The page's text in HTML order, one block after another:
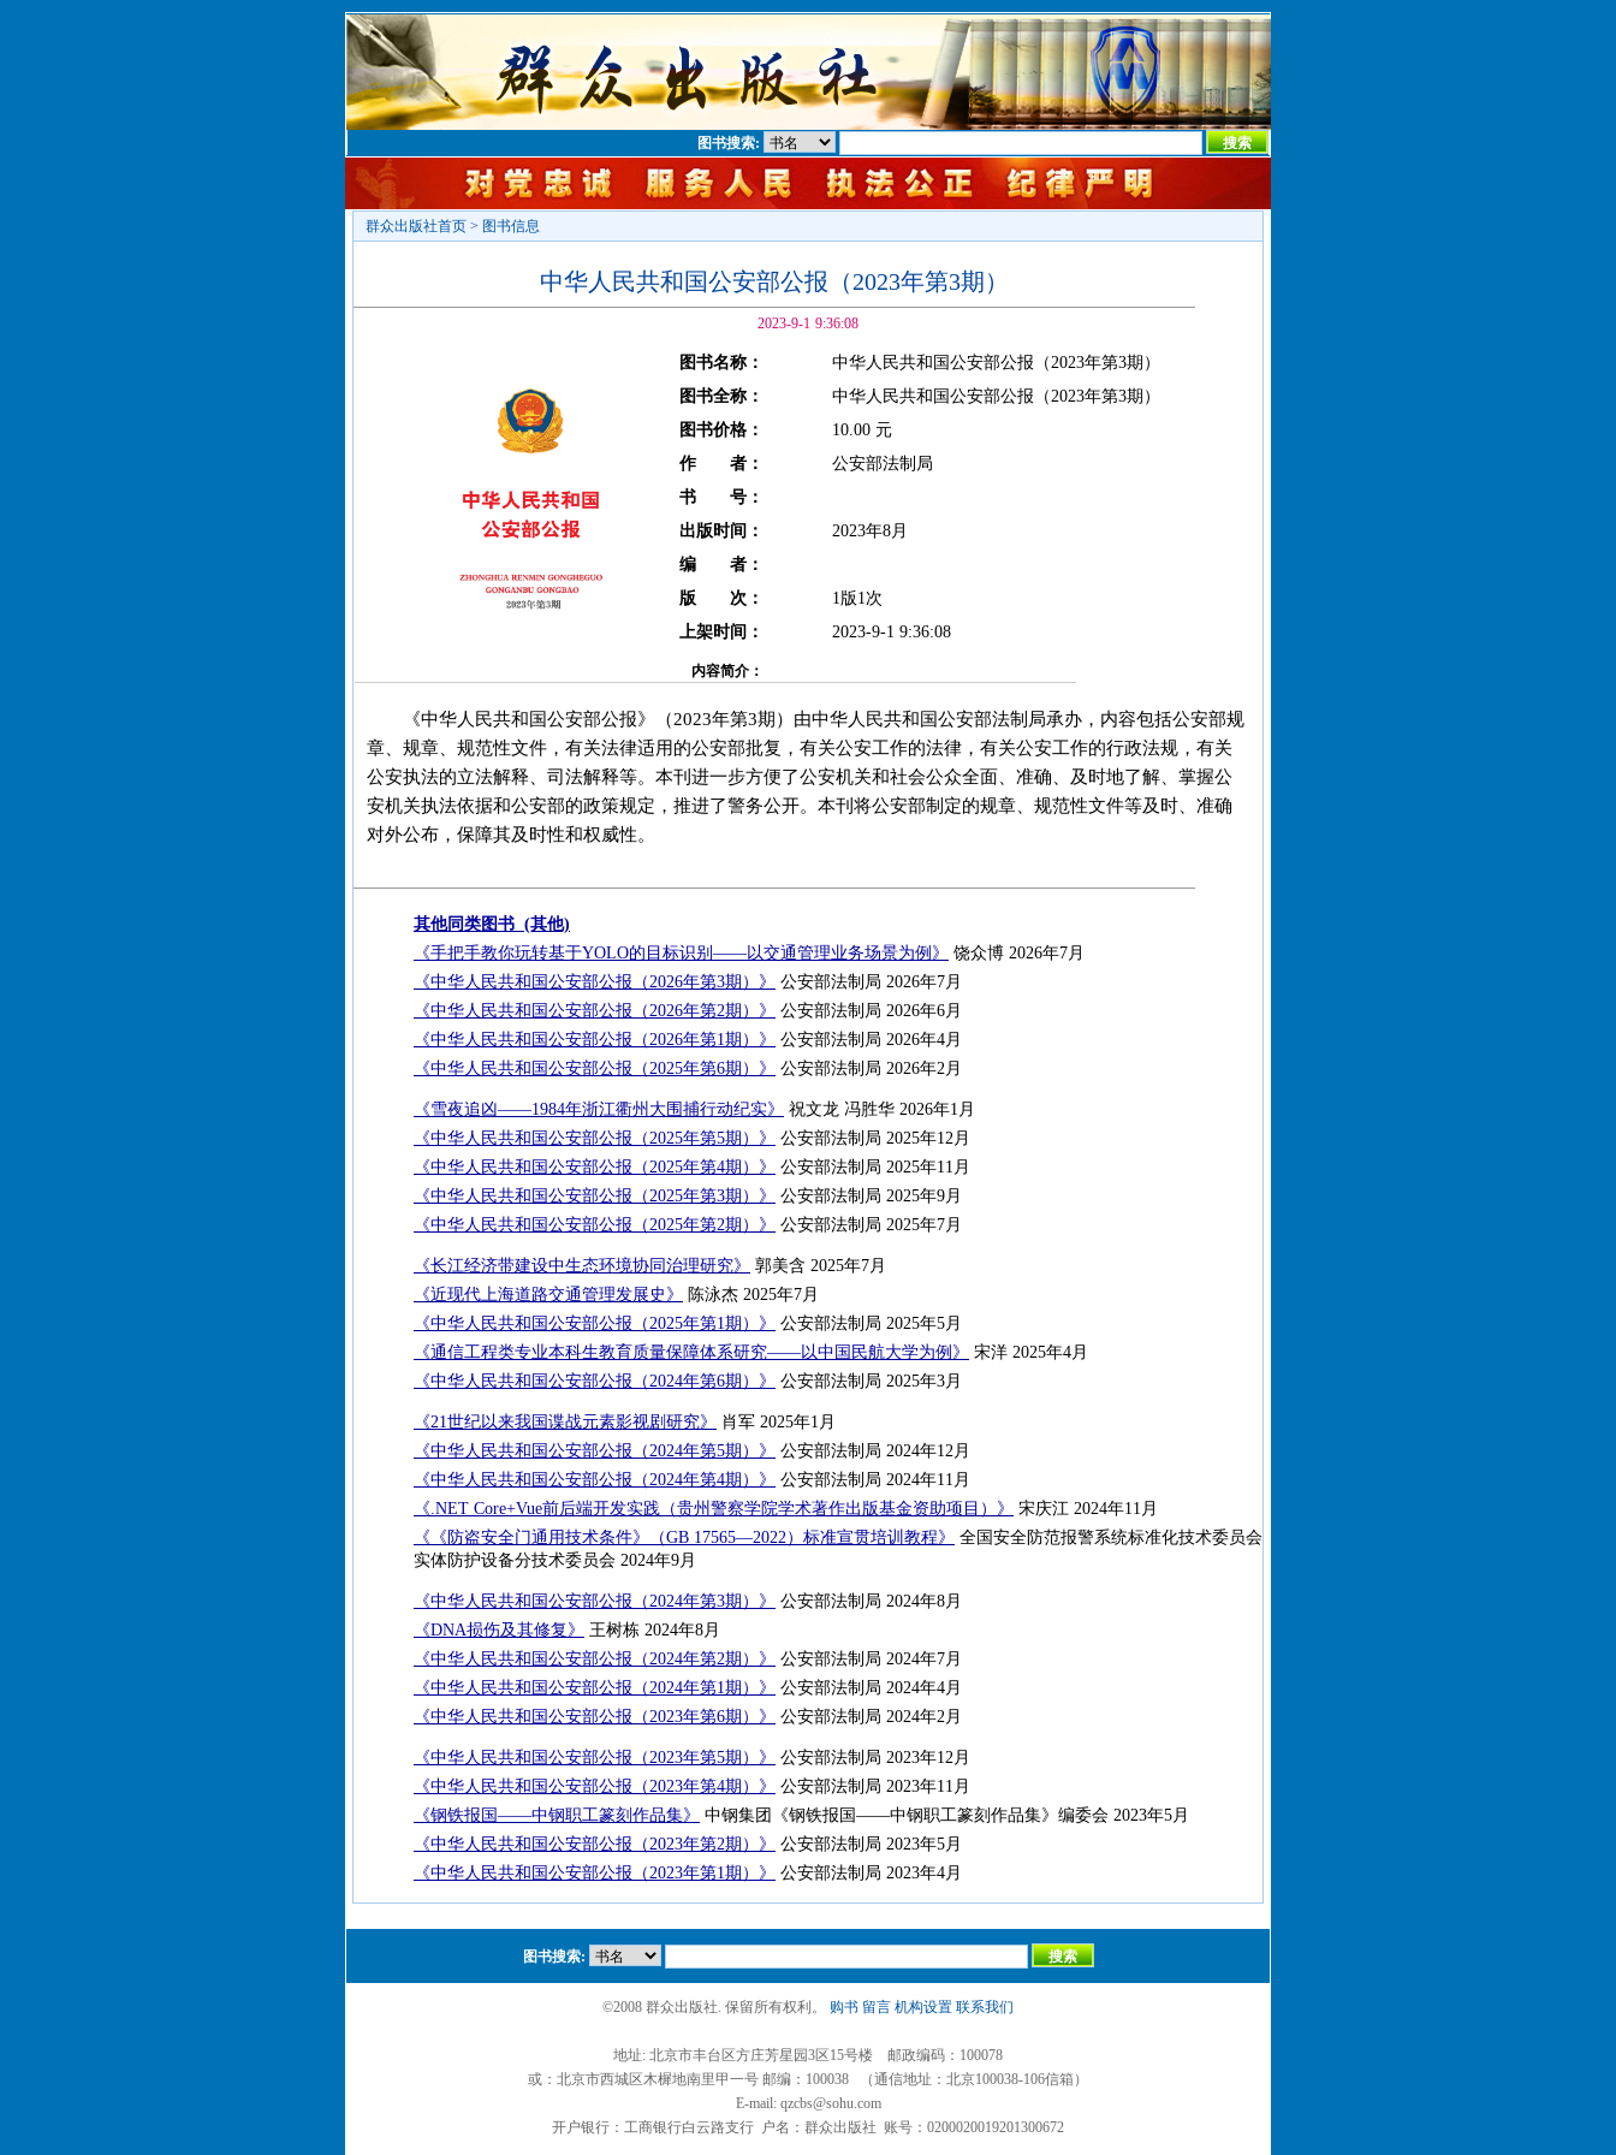
图书搜索:
群众出版社首页 > 图书信息
中华人民共和国公安部公报（2023年第3期）
2023-9-1 9:36:08
图书名称：
中华人民共和国公安部公报（2023年第3期）
图书全称：
中华人民共和国公安部公报（2023年第3期）
图书价格：
10.00 元
作 者：
公安部法制局
书 号：
出版时间：
2023年8月
编 者：
版 次：
1版1次
上架时间：
2023-9-1 9:36:08
内容简介：
《中华人民共和国公安部公报》（2023年第3期）由中华人民共和国公安部法制局承办，内容包括公安部规
章、规章、规范性文件，有关法律适用的公安部批复，有关公安工作的法律，有关公安工作的行政法规，有关
公安执法的立法解释、司法解释等。本刊进一步方便了公安机关和社会公众全面、准确、及时地了解、掌握公
安机关执法依据和公安部的政策规定，推进了警务公开。本刊将公安部制定的规章、规范性文件等及时、准确
对外公布，保障其及时性和权威性。
其他同类图书 (其他)
《手把手教你玩转基于YOLO的目标识别——以交通管理业务场景为例》
饶众博 2026年7月
《中华人民共和国公安部公报（2026年第3期）》
公安部法制局 2026年7月
《中华人民共和国公安部公报（2026年第2期）》
公安部法制局 2026年6月
《中华人民共和国公安部公报（2026年第1期）》
公安部法制局 2026年4月
《中华人民共和国公安部公报（2025年第6期）》
公安部法制局 2026年2月
《雪夜追凶——1984年浙江衢州大围捕行动纪实》
祝文龙 冯胜华 2026年1月
《中华人民共和国公安部公报（2025年第5期）》
公安部法制局 2025年12月
《中华人民共和国公安部公报（2025年第4期）》
公安部法制局 2025年11月
《中华人民共和国公安部公报（2025年第3期）》
公安部法制局 2025年9月
《中华人民共和国公安部公报（2025年第2期）》
公安部法制局 2025年7月
《长江经济带建设中生态环境协同治理研究》
郭美含 2025年7月
《近现代上海道路交通管理发展史》
陈泳杰 2025年7月
《中华人民共和国公安部公报（2025年第1期）》
公安部法制局 2025年5月
《通信工程类专业本科生教育质量保障体系研究——以中国民航大学为例》
宋洋 2025年4月
《中华人民共和国公安部公报（2024年第6期）》
公安部法制局 2025年3月
《21世纪以来我国谍战元素影视剧研究》
肖军 2025年1月
《中华人民共和国公安部公报（2024年第5期）》
公安部法制局 2024年12月
《中华人民共和国公安部公报（2024年第4期）》
公安部法制局 2024年11月
《.NET Core+Vue前后端开发实践（贵州警察学院学术著作出版基金资助项目）》
宋庆江 2024年11月
《《防盗安全门通用技术条件》（GB 17565—2022）标准宣贯培训教程》
全国安全防范报警系统标准化技术委员会
实体防护设备分技术委员会 2024年9月
《中华人民共和国公安部公报（2024年第3期）》
公安部法制局 2024年8月
《DNA损伤及其修复》
王树栋 2024年8月
《中华人民共和国公安部公报（2024年第2期）》
公安部法制局 2024年7月
《中华人民共和国公安部公报（2024年第1期）》
公安部法制局 2024年4月
《中华人民共和国公安部公报（2023年第6期）》
公安部法制局 2024年2月
《中华人民共和国公安部公报（2023年第5期）》
公安部法制局 2023年12月
《中华人民共和国公安部公报（2023年第4期）》
公安部法制局 2023年11月
《钢铁报国——中钢职工篆刻作品集》
中钢集团《钢铁报国——中钢职工篆刻作品集》编委会 2023年5月
《中华人民共和国公安部公报（2023年第2期）》
公安部法制局 2023年5月
《中华人民共和国公安部公报（2023年第1期）》
公安部法制局 2023年4月
图书搜索:
©2008 群众出版社. 保留所有权利。 购书 留言 机构设置 联系我们
地址: 北京市丰台区方庄芳星园3区15号楼 邮政编码：100078
或：北京市西城区木樨地南里甲一号 邮编：100038 （通信地址：北京100038-106信箱）
E-mail: qzcbs@sohu.com
开户银行：工商银行白云路支行 户名：群众出版社 账号：0200020019201300672